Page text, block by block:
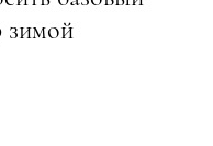
зимой